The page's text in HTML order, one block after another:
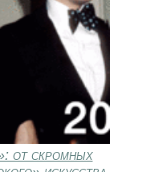
от скромных